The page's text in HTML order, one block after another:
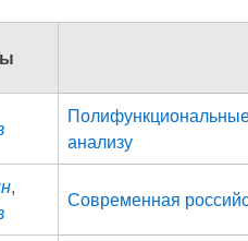
анализу
,
Современная